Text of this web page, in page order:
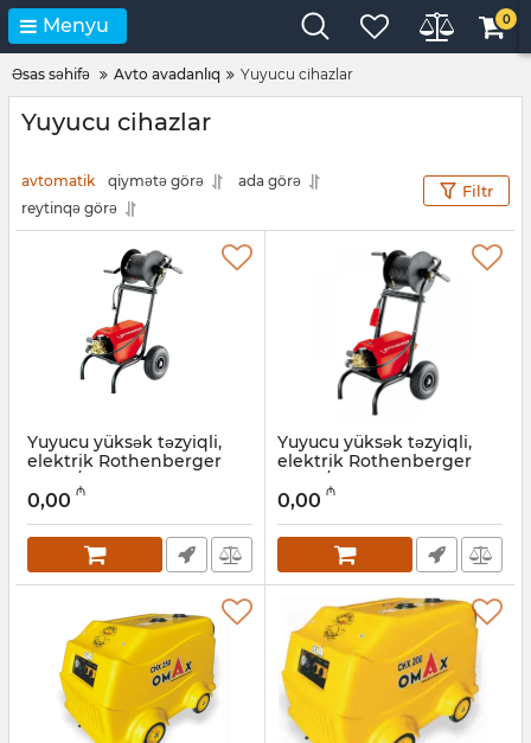
Menyu 0
Əsas səhifə Avto avadanlıq Yuyucu cihazlar
Yuyucu cihazlar
avtomatik qiymətə görə
ada görə
reytinqə görə
Filtr
Yuyucu yüksək təzyiqli,
elektrik Rothenberger
HD 13/100 76020
Artikul:
0,00 ₼
Yuyucu yüksək təzyiqli,
elektrik Rothenberger
HD 17/190, 76070
Artikul:
0,00 ₼